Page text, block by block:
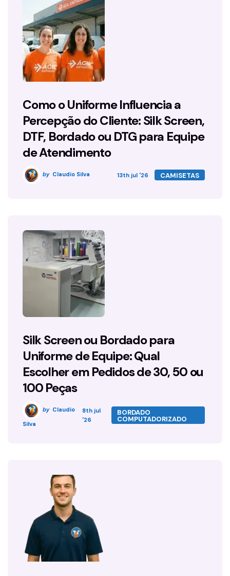
Como o Uniforme Influencia a
Percepção do Cliente: Silk Screen,
DTF, Bordado ou DTG para Equipe
de Atendimento
by Claudio Silva 13th jul '26 CAMISETAS
Silk Screen ou Bordado para
Uniforme de Equipe: Qual
Escolher em Pedidos de 30, 50 ou
100 Peças
by Claudio
Silva
8th jul
'26
BORDADO
COMPUTADORIZADO